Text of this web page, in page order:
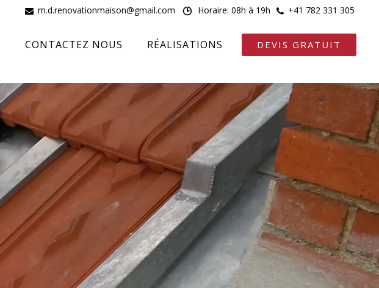
CONTACTEZ NOUS RÉALISATIONS DEVIS GRATUIT
m.d.renovationmaison@gmail.com Horaire: 08h à 19h +41 782 331 305